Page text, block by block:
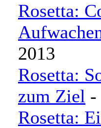
Rosetta:
2013
Rosetta:
zum Ziel -
Rosetta: